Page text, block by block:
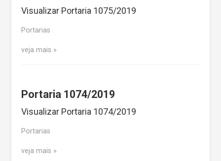
Visualizar Portaria 1075/2019
Portarias
veja mais
Portaria 1074/2019
Visualizar Portaria 1074/2019
Portarias
veja mais